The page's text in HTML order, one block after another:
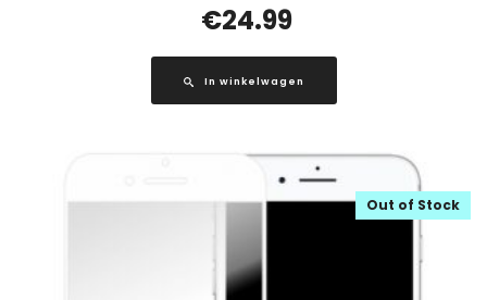
€24.99
In winkelwagen
Out of Stock